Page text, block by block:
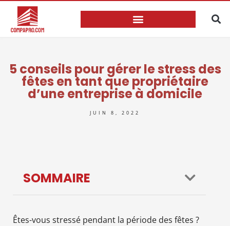
5 conseils pour gérer le stress des
fêtes en tant que propriétaire
d’une entreprise à domicile
JUIN 8, 2022
SOMMAIRE
Êtes-vous stressé pendant la période des fêtes ?